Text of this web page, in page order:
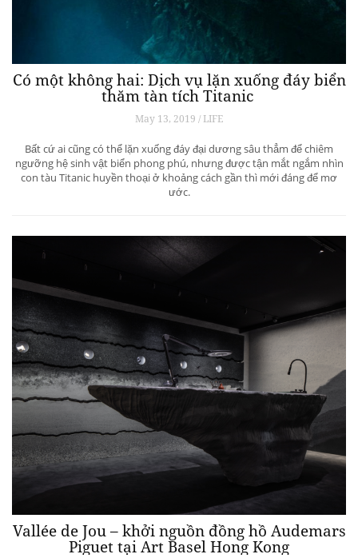
Có một không hai: Dịch vụ lặn xuống đáy biển
thăm tàn tích Titanic
May 13, 2019 / LIFE
Bất cứ ai cũng có thể lặn xuống đáy đại dương sâu thẳm để chiêm
ngưỡng hệ sinh vật biển phong phú, nhưng được tận mắt ngắm nhìn
con tàu Titanic huyền thoại ở khoảng cách gần thì mới đáng để mơ
ước.
Vallée de Jou – khởi nguồn đồng hồ Audemars
Piguet tại Art Basel Hong Kong